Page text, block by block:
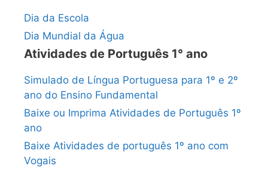
Dia da Escola
Dia Mundial da Água
Atividades de Português 1° ano
Simulado de Língua Portuguesa para 1º e 2º
ano do Ensino Fundamental
Baixe ou Imprima Atividades de Português 1º
ano
Baixe Atividades de português 1º ano com
Vogais